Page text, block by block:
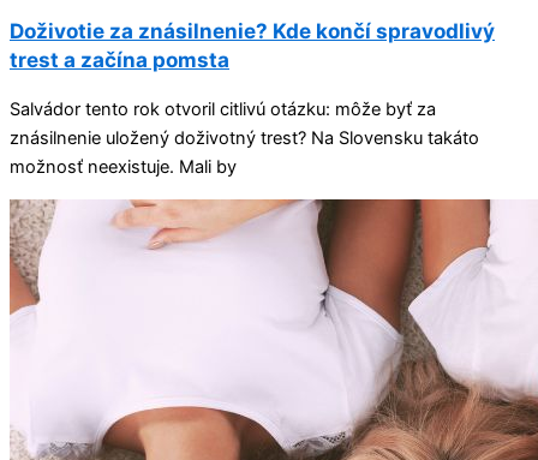
Doživotie za znásilnenie? Kde končí spravodlivý
trest a začína pomsta
Salvádor tento rok otvoril citlivú otázku: môže byť za
znásilnenie uložený doživotný trest? Na Slovensku takáto
možnosť neexistuje. Mali by